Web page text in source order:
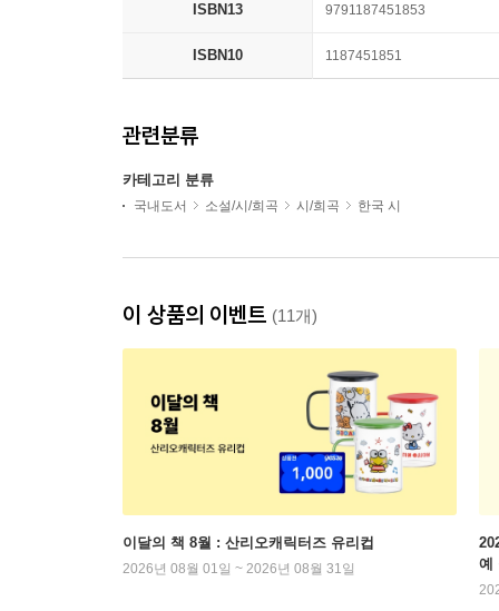
ISBN13 9791187451853
ISBN10 1187451851
관련분류
카테고리 분류
국내도서 소설/시/희곡 시/희곡 한국 시
이 상품의 이벤트 (11개)
이달의 책 8월 : 산리오캐릭터즈 유리컵
2026년 08월 01일 ~ 2026년 08월 31일
예